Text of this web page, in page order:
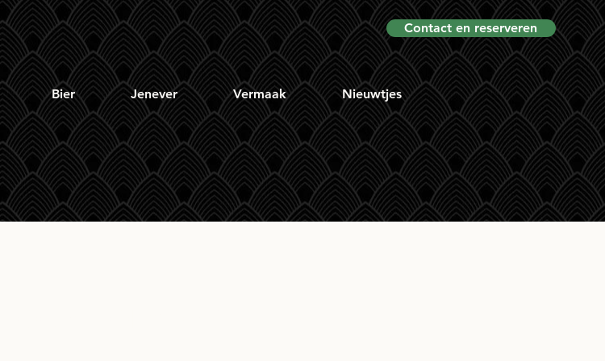
Contact en reserveren
Bier Jenever Vermaak Nieuwtjes